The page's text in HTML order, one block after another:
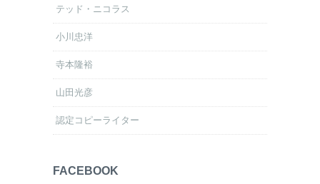
テッド・ニコラス
小川忠洋
寺本隆裕
山田光彦
認定コピーライター
FACEBOOK